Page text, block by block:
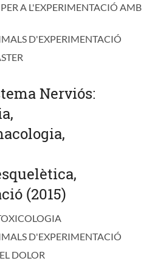
A L'EXPERIMENTACIÓ AMB
D'EXPERIMENTACIÓ
Nerviós:
(2015)
D'EXPERIMENTACIÓ
DOLOR